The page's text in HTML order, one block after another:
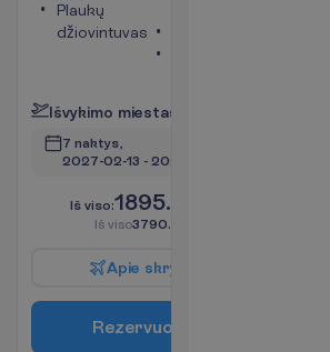
Plaukų
džiovintuvas
Išvykimo miestas
7 naktys,
2027-02-13 - 2027-02-20
Iš viso:1895.00
Iš viso3790.00
Apie skry
Rezervuo